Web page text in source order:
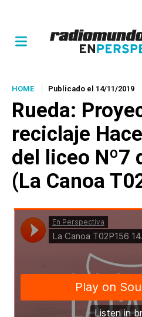
HOME Publicado el 14/11/2019
Rueda:
reciclaje
del liceo Nº7
(La Canoa